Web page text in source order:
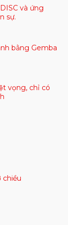
và ứng
sự.
bằng Gemba
vọng, chỉ có
chiều